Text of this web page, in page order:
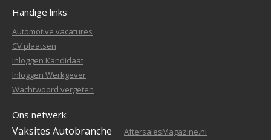
Handige links
Automotive vacatures
CV plaatsen
Inloggen Kandidaat
Inloggen Werkgever
Wachtwoord vergeten
Ons netwerk:
Vaksites Autobranche
AftersalesMagazine.nl